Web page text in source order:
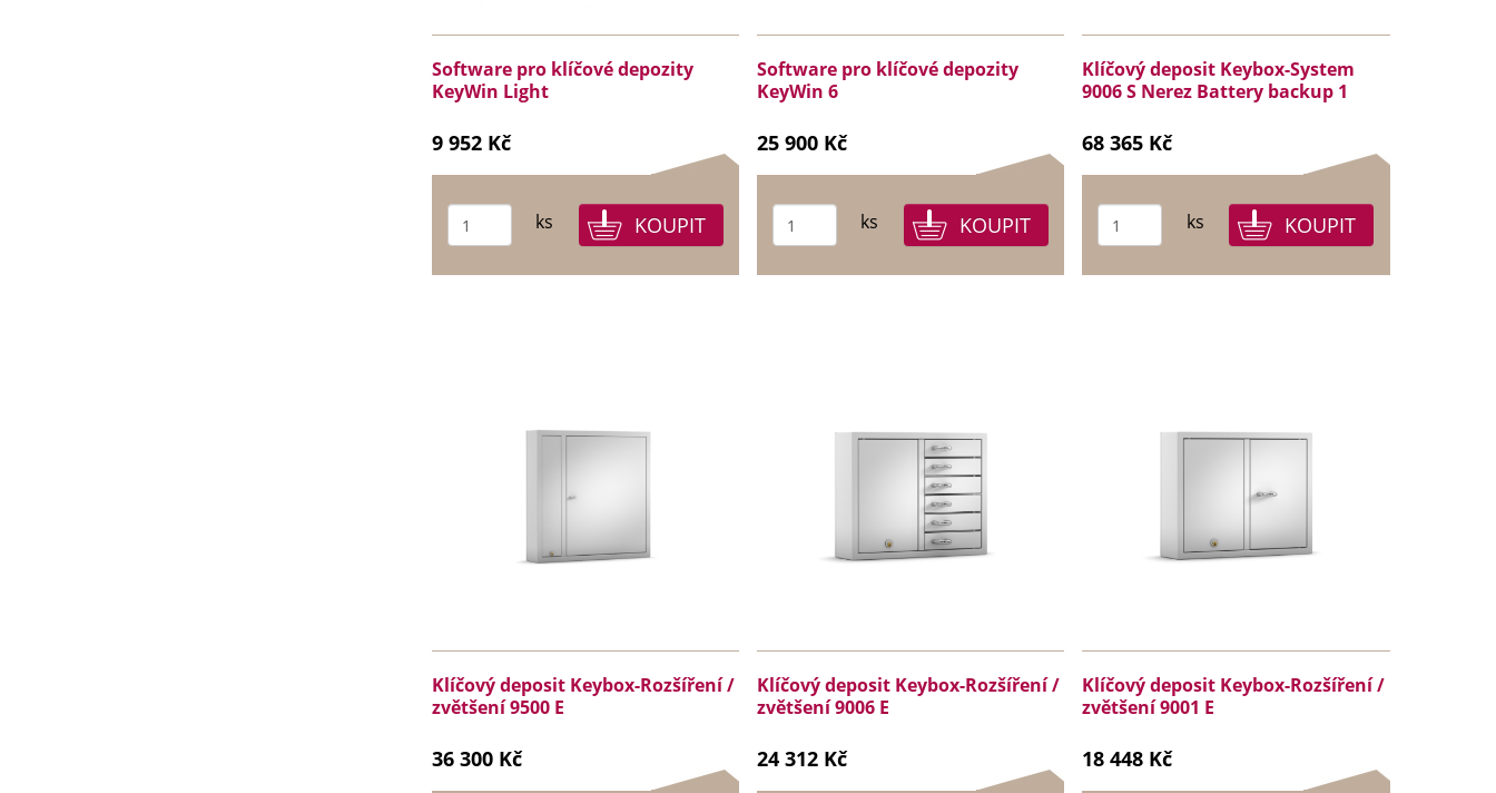
Software pro klíčové depozity
KeyWin Light
9 952 Kč
ks
Software pro klíčové depozity
KeyWin 6
25 900 Kč
ks
Klíčový deposit Keybox-System
9006 S Nerez Battery backup 1
68 365 Kč
ks
Klíčový deposit Keybox-Rozšíření /
zvětšení 9500 E
36 300 Kč
Klíčový deposit Keybox-Rozšíření /
zvětšení 9006 E
24 312 Kč
Klíčový deposit Keybox-Rozšíření /
zvětšení 9001 E
18 448 Kč